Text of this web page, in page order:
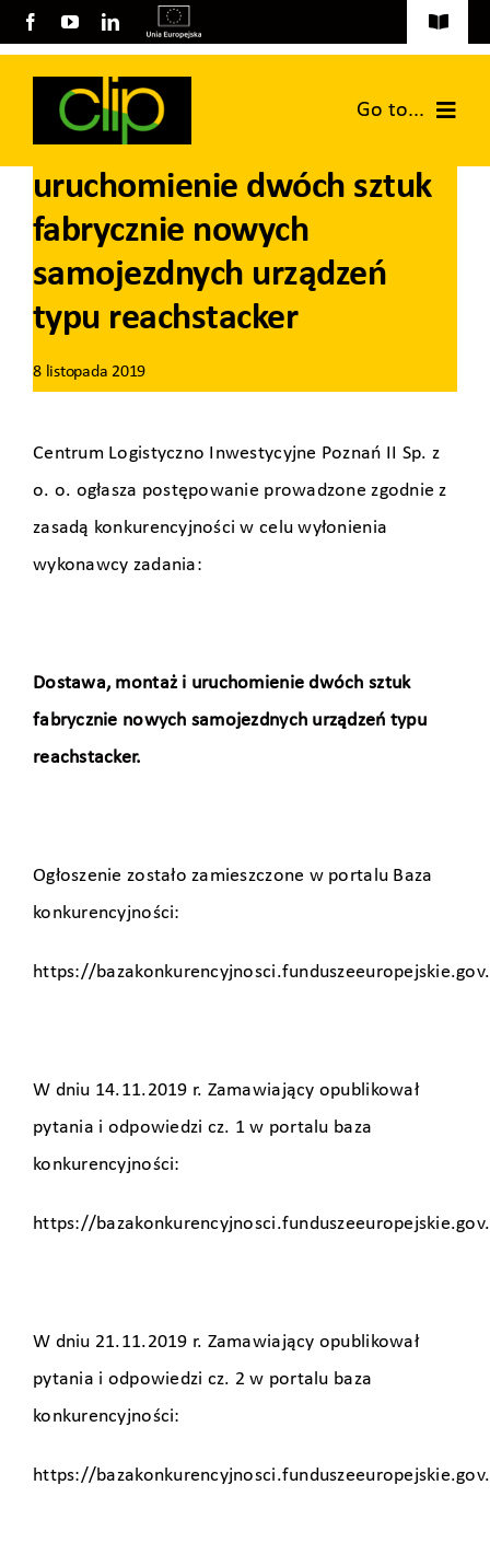
Przejdź
do
zawartości
Toggle
Aktualności
Tereny inwestycyjne na sprzedaż
Publikacje
Go to...
Strona główna
Grupa CLIP
Usługi logistyczne
Wynajem powierzchni
Dostawa, montaż i
uruchomienie dwóch sztuk
fabrycznie nowych
samojezdnych urządzeń
typu reachstacker
8 listopada 2019
Centrum Logistyczno Inwestycyjne Poznań II Sp. z
o. o. ogłasza postępowanie prowadzone zgodnie z
zasadą konkurencyjności w celu wyłonienia
wykonawcy zadania:
Dostawa, montaż i uruchomienie dwóch sztuk
fabrycznie nowych samojezdnych urządzeń typu
reachstacker.
Ogłoszenie zostało zamieszczone w portalu Baza
konkurencyjności:
https://
W dniu 14.11.2019 r. Zamawiający opublikował
pytania i odpowiedzi cz. 1 w portalu baza
konkurencyjności:
https://
W dniu 21.11.2019 r. Zamawiający opublikował
pytania i odpowiedzi cz. 2 w portalu baza
konkurencyjności:
https://